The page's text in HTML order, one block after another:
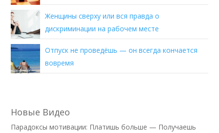
Женщины сверху или вся правда о
дискриминации на рабочем месте
Отпуск не проведёшь — он всегда кончается
вовремя
Новые Видео
Парадоксы мотивации: Платишь больше — Получаешь